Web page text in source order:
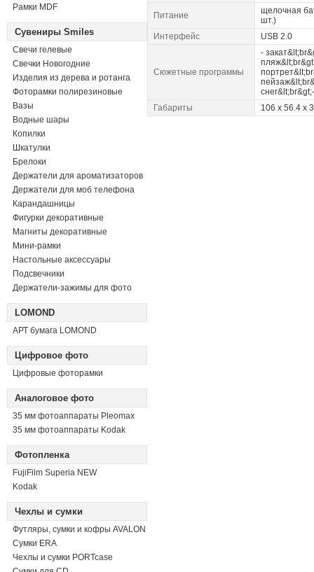
Рамки MDF
Сувениры Smiles
Свечи гелевые
Свечки Новогодние
Изделия из дерева и ротанга
Фоторамки полирезиновые
Вазы
Водные шары
Копилки
Шкатулки
Брелоки
Держатели для ароматизаторов
Держатели для моб телефона
Карандашницы
Фигурки декоративные
Магниты декоративные
Мини-рамки
Настольные аксессуары
Подсвечники
Держатели-зажимы для фото
LOMOND
АРТ бумага LOMOND
Цифровое фото
Цифровые фоторамки
Аналоговое фото
35 мм фотоаппараты Pleomax
35 мм фотоаппараты Kodak
Фотопленка
FujiFilm Superia NEW
Kodak
Чехлы и сумки
Футляры, сумки и кофры AVALON
Сумки ERA
Чехлы и сумки PORTcase
Питание
щелочная
шт.)
Интерфейс
USB 2.0
Сюжетные программы
-
Габариты
106 x 56.4 x